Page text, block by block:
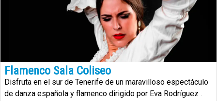
Flamenco Sala Coliseo
Disfruta en el sur de Tenerife de un maravilloso espectáculo
de danza española y flamenco dirigido por Eva Rodríguez .